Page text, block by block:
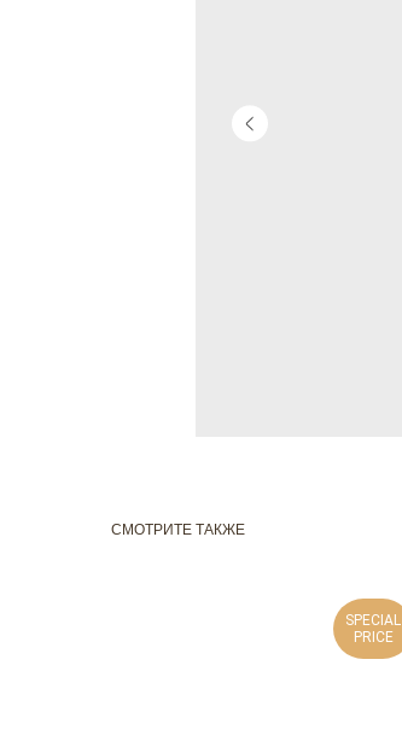
СМОТРИТЕ ТАКЖЕ
SPECIAL
PRICE